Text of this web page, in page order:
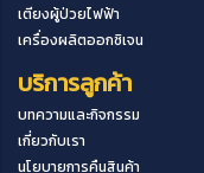
เตียงผู้ป่วยไฟฟ้า
เครื่องผลิตออกซิเจน
บริการลูกค้า
บทความและกิจกรรม
เกี่ยวกับเรา
นโยบายการคืนสินค้า